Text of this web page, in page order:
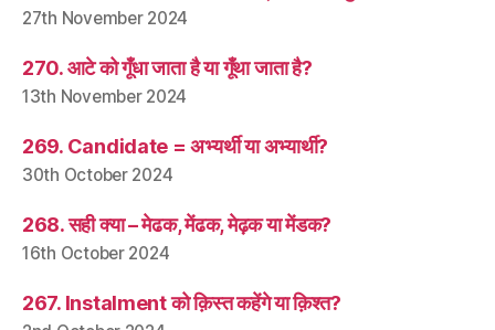
27th November 2024
270. आटे को गूँधा जाता है या गूँथा जाता है?
13th November 2024
269. Candidate = अभ्यर्थी या अभ्यार्थी?
30th October 2024
268. सही क्या – मेढक, मेंढक, मेढ़क या मेंडक?
16th October 2024
267. Instalment को क़िस्त कहेंगे या क़िश्त?